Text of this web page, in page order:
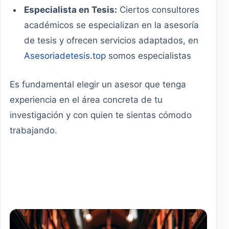
Especialista en Tesis: Ciertos consultores
académicos se especializan en la asesoría
de tesis y ofrecen servicios adaptados, en
Asesoriadetesis.top somos especialistas
Es fundamental elegir un asesor que tenga
experiencia en el área concreta de tu
investigación y con quien te sientas cómodo
trabajando.